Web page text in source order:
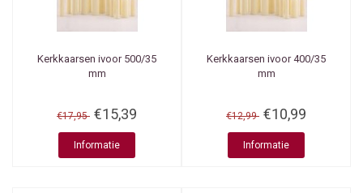
Kerkkaarsen ivoor 500/35
mm
€17,95 €15,39
Informatie
Kerkkaarsen ivoor 400/35
mm
€12,99 €10,99
Informatie